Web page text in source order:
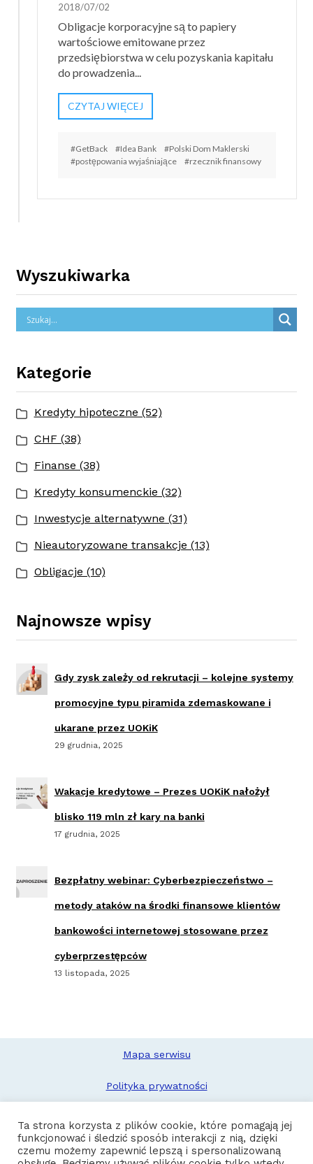
2018/07/02
Obligacje korporacyjne są to papiery
wartościowe emitowane przez
przedsiębiorstwa w celu pozyskania kapitału
do prowadzenia...
CZYTAJ WIĘCEJ
#GetBack #Idea Bank
#Polski Dom Maklerski
#postępowania wyjaśniające
#rzecznik finansowy
Wyszukiwarka
Kategorie
Kredyty hipoteczne (52)
CHF (38)
Finanse (38)
Kredyty konsumenckie (32)
Inwestycje alternatywne (31)
Nieautoryzowane transakcje (13)
Obligacje (10)
Najnowsze wpisy
Gdy zysk zależy od rekrutacji – kolejne systemy
promocyjne typu piramida zdemaskowane i
ukarane przez UOKiK
29 grudnia, 2025
Wakacje kredytowe – Prezes UOKiK nałożył
blisko 119 mln zł kary na banki
17 grudnia, 2025
Bezpłatny webinar: Cyberbezpieczeństwo –
metody ataków na środki finansowe klientów
bankowości internetowej stosowane przez
cyberprzestępców
13 listopada, 2025
Mapa serwisu
Polityka prywatności
Zgłoś problem
Ta strona korzysta z plików cookie, które pomagają jej
funkcjonować i śledzić sposób interakcji z nią, dzięki
czemu możemy zapewnić lepszą i spersonalizowaną